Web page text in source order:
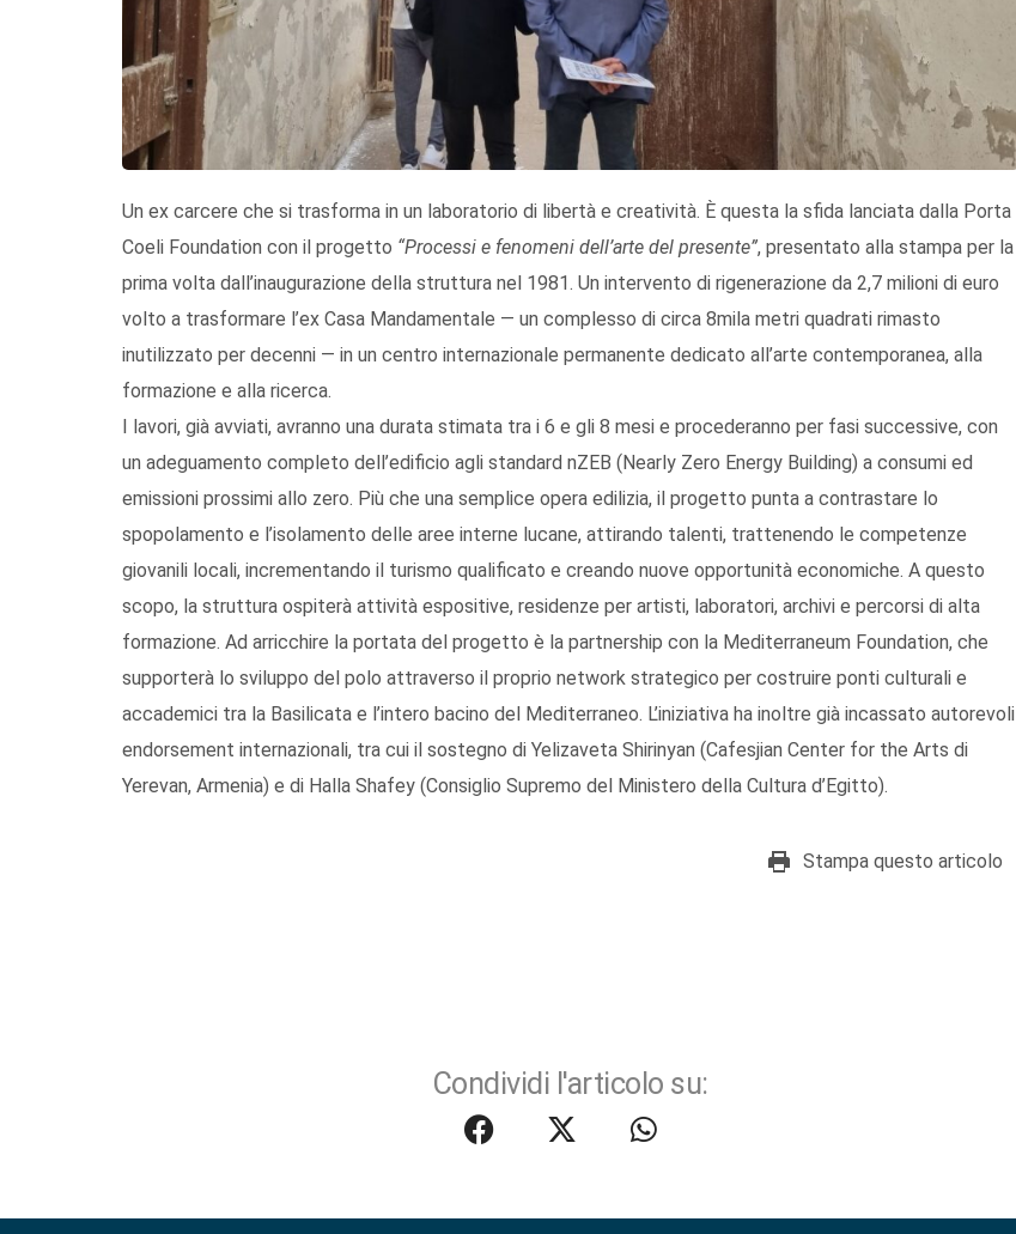
Un ex carcere che si trasforma in un laboratorio di libertà e creatività. È questa la sfida lanciata dalla Porta
Coeli Foundation con il progetto “Processi e fenomeni dell’arte del presente”, presentato alla stampa per la
prima volta dall’inaugurazione della struttura nel 1981. Un intervento di rigenerazione da 2,7 milioni di euro
volto a trasformare l’ex Casa Mandamentale — un complesso di circa 8mila metri quadrati rimasto
inutilizzato per decenni — in un centro internazionale permanente dedicato all’arte contemporanea, alla
formazione e alla ricerca.
I lavori, già avviati, avranno una durata stimata tra i 6 e gli 8 mesi e procederanno per fasi successive, con
un adeguamento completo dell’edificio agli standard nZEB (Nearly Zero Energy Building) a consumi ed
emissioni prossimi allo zero. Più che una semplice opera edilizia, il progetto punta a contrastare lo
spopolamento e l’isolamento delle aree interne lucane, attirando talenti, trattenendo le competenze
giovanili locali, incrementando il turismo qualificato e creando nuove opportunità economiche. A questo
scopo, la struttura ospiterà attività espositive, residenze per artisti, laboratori, archivi e percorsi di alta
formazione. Ad arricchire la portata del progetto è la partnership con la Mediterraneum Foundation, che
supporterà lo sviluppo del polo attraverso il proprio network strategico per costruire ponti culturali e
accademici tra la Basilicata e l’intero bacino del Mediterraneo. L’iniziativa ha inoltre già incassato autorevoli
endorsement internazionali, tra cui il sostegno di Yelizaveta Shirinyan (Cafesjian Center for the Arts di
Yerevan, Armenia) e di Halla Shafey (Consiglio Supremo del Ministero della Cultura d’Egitto).
Stampa questo articolo
Condividi l'articolo su: